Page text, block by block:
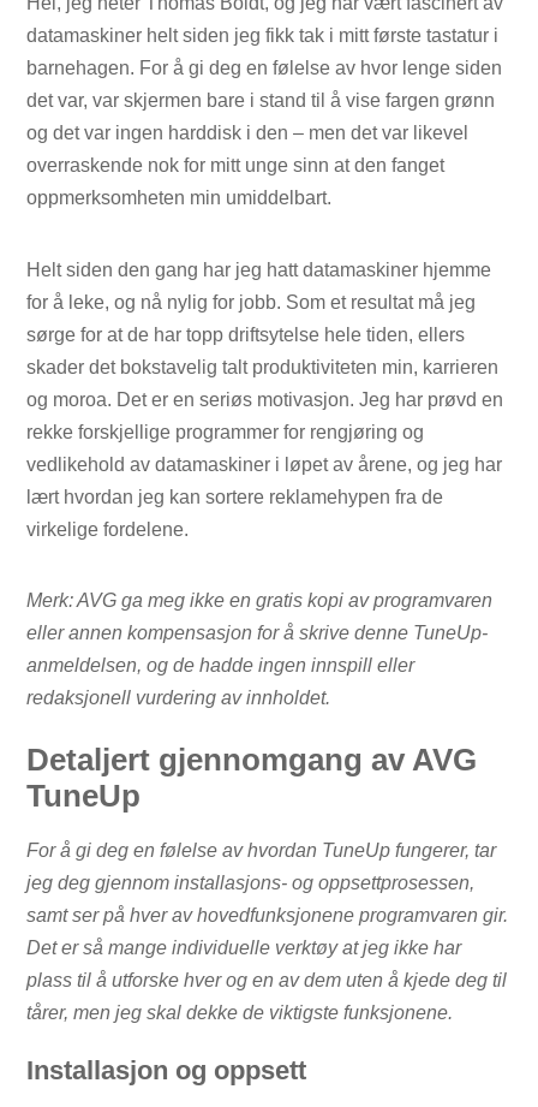
datamaskiner helt siden jeg fikk tak i mitt første tastatur i
barnehagen. For å gi deg en følelse av hvor lenge siden
det var, var skjermen bare i stand til å vise fargen grønn
og det var ingen harddisk i den – men det var likevel
overraskende nok for mitt unge sinn at den fanget
oppmerksomheten min umiddelbart.
Helt siden den gang har jeg hatt datamaskiner hjemme
for å leke, og nå nylig for jobb. Som et resultat må jeg
sørge for at de har topp driftsytelse hele tiden, ellers
skader det bokstavelig talt produktiviteten min, karrieren
og moroa. Det er en seriøs motivasjon. Jeg har prøvd en
rekke forskjellige programmer for rengjøring og
vedlikehold av datamaskiner i løpet av årene, og jeg har
lært hvordan jeg kan sortere reklamehypen fra de
virkelige fordelene.
Merk: AVG ga meg ikke en gratis kopi av programvaren
eller annen kompensasjon for å skrive denne TuneUp-
anmeldelsen, og de hadde ingen innspill eller
redaksjonell vurdering av innholdet.
Detaljert gjennomgang av AVG
TuneUp
For å gi deg en følelse av hvordan TuneUp fungerer, tar
jeg deg gjennom installasjons- og oppsettprosessen,
samt ser på hver av hovedfunksjonene programvaren gir.
Det er så mange individuelle verktøy at jeg ikke har
plass til å utforske hver og en av dem uten å kjede deg til
tårer, men jeg skal dekke de viktigste funksjonene.
Installasjon og oppsett